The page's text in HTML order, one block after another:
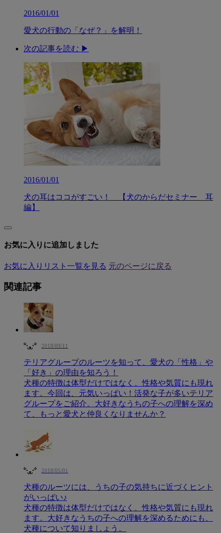
2016/01/01
愛犬の行動の「なぜ？」を解明！
次の記事を読む ▶︎
2016/01/01
犬の耳はココがすごい！ 【犬のからだセミナー 耳
編】
お気に入りに追加しました
お気に入りリスト一覧を見る 元のページに戻る
関連記事
2018/09/11
テリアグループのルーツを知って、愛犬の「性格」や
「好き」の理由を知ろう！
犬種の特徴は体型だけではなく、性格や気質にも現れ
ます。今回は、元気いっぱい！活発な子が多いテリア
グループをご紹介。大好きなうちの子への理解を深め
て、もっと愛犬と仲良くなりませんか？
2018/05/01
犬種のルーツには、うちの子の気持ちに近づくヒント
がいっぱい♪
犬種の特徴は体型だけではなく、性格や気質にも現れ
ます。大好きなうちの子への理解を深めるためにも、
犬種について知りましょう。